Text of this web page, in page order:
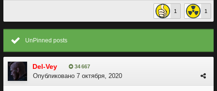
1 1
UnPinned posts
Del-Vey 34 667
Опубликовано 7 октября, 2020